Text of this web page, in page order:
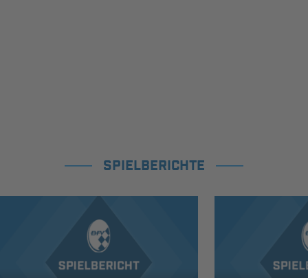
SPIELBERICHTE